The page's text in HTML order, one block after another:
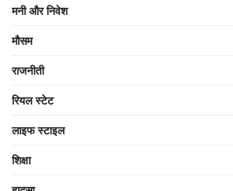
मनी और निवेश
मौसम
राजनीती
रियल स्टेट
लाइफ स्टाइल
शिक्षा